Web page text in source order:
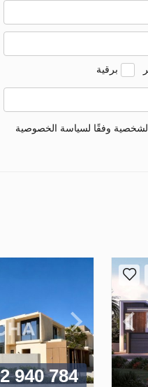
برقية
وفقًا لسياسة الخصوصية
940 784